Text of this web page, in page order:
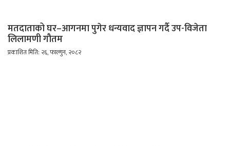
मतदाताको घर–आगनमा पुगेर धन्यवाद ज्ञापन गर्दै उप-विजेता
लिलामणी गौतम
प्रकाशित मिति: २६, फाल्गुन, २०८२